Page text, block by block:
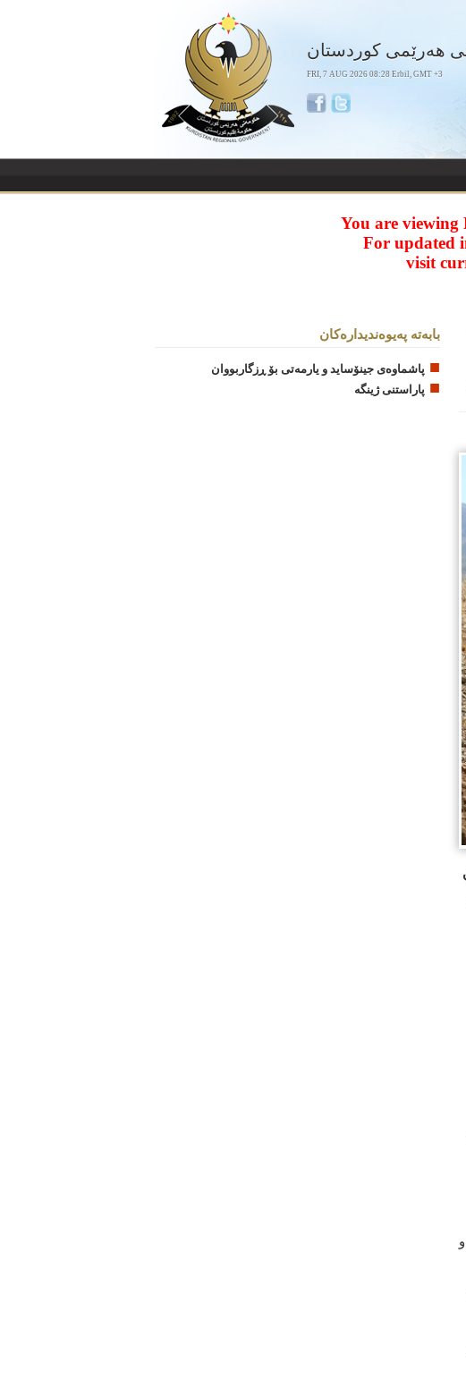
هەرێمی كوردستان
FRI, 7 AUG 2026 08:28 Erbil, GMT +3
You are viewing
For updated
visit
بابه‌ته په‌یوه‌ندیداره‌کان
پاشماوەی جینۆساید و یارمەتی بۆ ڕزگاربووان
پاراستنی ژینگە